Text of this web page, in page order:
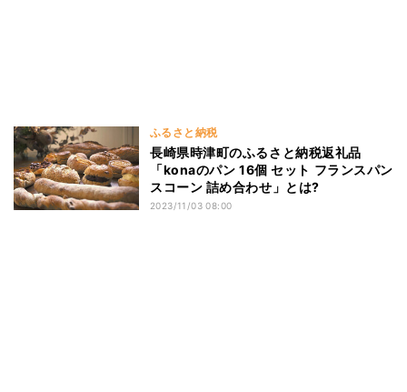
ふるさと納税
長崎県時津町のふるさと納税返礼品
「konaのパン 16個 セット フランスパン
スコーン 詰め合わせ」とは?
2023/11/03 08:00